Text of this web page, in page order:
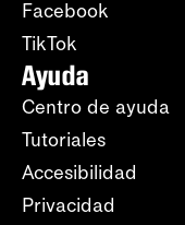
Facebook
TikTok
Ayuda
Centro de ayuda
Tutoriales
Accesibilidad
Privacidad